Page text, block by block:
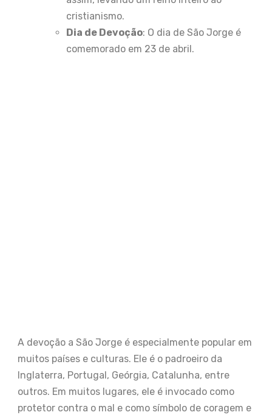
cristianismo.
Dia de Devoção: O dia de São Jorge é
comemorado em 23 de abril.
A devoção a São Jorge é especialmente popular em
muitos países e culturas. Ele é o padroeiro da
Inglaterra, Portugal, Geórgia, Catalunha, entre
outros. Em muitos lugares, ele é invocado como
protetor contra o mal e como símbolo de coragem e